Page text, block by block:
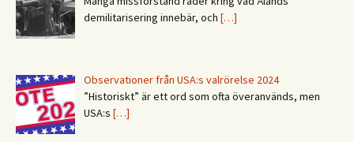
demilitarisering innebär, och […]
Observationer från USA:s valrörelse 2024
”Historiskt” är ett ord som ofta överanvänds, men
USA:s […]